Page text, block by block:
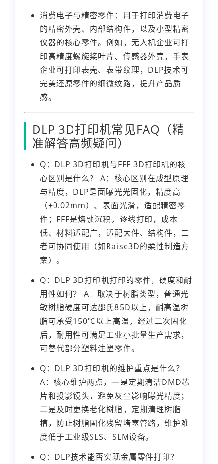
消费电子与精密零件：用于打印消费电子
的精密外壳、内部结构件，以及小型精密
仪器的核心零件。例如，无人机企业可打
印高精度螺旋桨叶片、传感器外壳，手表
企业可打印表壳、表带纹理，DLP技术可
完美还原零件的细微纹路，提升产品质
感。
DLP 3D打印机常见FAQ（精
准解答高频疑问）
Q：DLP 3D打印机与FFF 3D打印机的核
心区别是什么？ A：核心区别在成型原理
与精度，DLP是面曝光光固化，精度高
（±0.02mm）、表面光滑，适配精密零
件；FFF是熔融沉积，逐线打印，成本
低、材料适配广，适配大件、结构件，二
者可协同使用（如Raise3D的柔性制造方
案）。
Q：DLP 3D打印机打印的零件，硬度和耐
用性如何？ A：取决于树脂类型，普通光
敏树脂硬度可达邵氏85D以上，耐高温树
脂可承受150℃以上高温，经过二次固化
后，耐用性可满足工业小批量生产需求，
可替代部分塑料注塑零件。
Q：DLP 3D打印机的维护重点是什么？
A：核心维护两点，一是定期清洁DMD芯
片和投影镜头，避免灰尘影响曝光精度；
二是及时更换老化树脂，定期清理树脂
槽，防止树脂固化残留堵塞管路，维护难
度低于工业级SLS、SLM设备。
Q：DLP技术能否实现金属零件打印？